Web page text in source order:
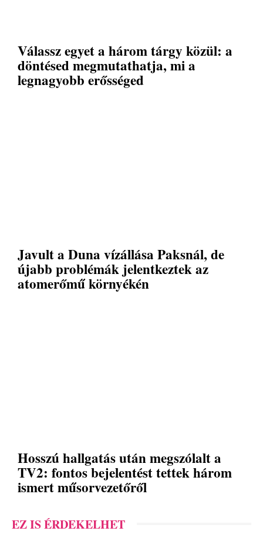
Válassz egyet a három tárgy közül: a
döntésed megmutathatja, mi a
legnagyobb erősséged
Javult a Duna vízállása Paksnál, de
újabb problémák jelentkeztek az
atomerőmű környékén
Hosszú hallgatás után megszólalt a
TV2: fontos bejelentést tettek három
ismert műsorvezetőről
EZ IS ÉRDEKELHET